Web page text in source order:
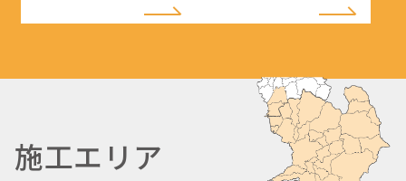
施工エリア